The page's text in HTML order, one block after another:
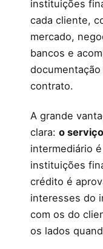
instituições
cada cliente,
mercado,
bancos e
contrato.
A grande
clara: o
intermediário
instituições
crédito é
interesses do
com os do
os lados